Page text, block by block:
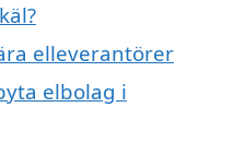
elleverantörer
elbolag i